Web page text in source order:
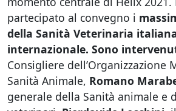
partecipato al convegno i
della Sanità Veterinaria
internazionale. Sono
Consigliere dell’Organizzazione
Sanità Animale, Romano
generale della Sanità animale e